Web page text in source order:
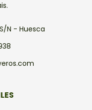
N - Huesca